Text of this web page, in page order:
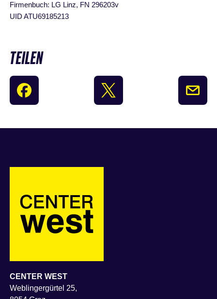
Firmenbuch: LG Linz, FN 296203v
UID ATU69185213
TEILEN
CENTER WEST
Weblingergürtel 25,